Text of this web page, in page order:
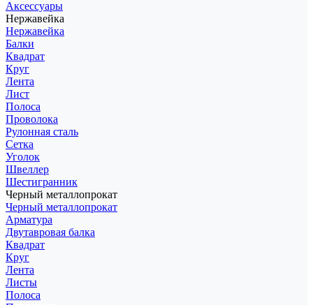
Аксессуары
Нержавейка
Нержавейка
Балки
Квадрат
Круг
Лента
Лист
Полоса
Проволока
Рулонная сталь
Сетка
Уголок
Швеллер
Шестигранник
Черный металлопрокат
Черный металлопрокат
Арматура
Двутавровая балка
Квадрат
Круг
Лента
Листы
Полоса